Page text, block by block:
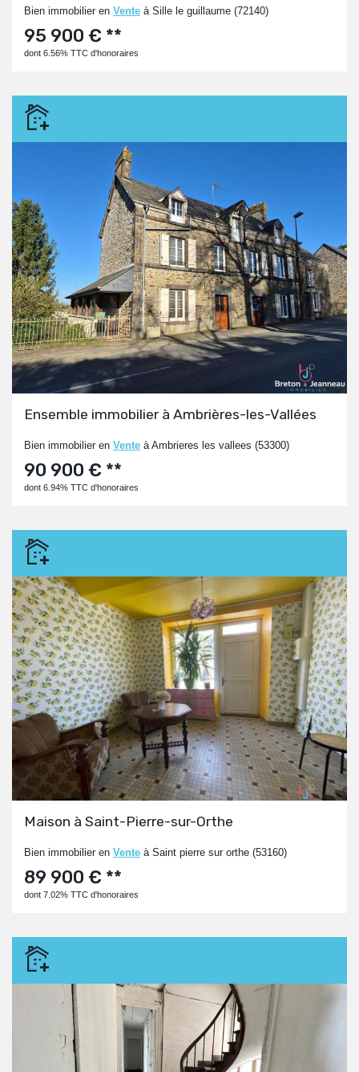
Bien immobilier en Vente à Sille le guillaume (72140)
95 900 € **
dont 6.56% TTC d'honoraires
Ensemble immobilier à Ambrières-les-Vallées
Bien immobilier en Vente à Ambrieres les vallees (53300)
90 900 € **
dont 6.94% TTC d'honoraires
Maison à Saint-Pierre-sur-Orthe
Bien immobilier en Vente à Saint pierre sur orthe (53160)
89 900 € **
dont 7.02% TTC d'honoraires